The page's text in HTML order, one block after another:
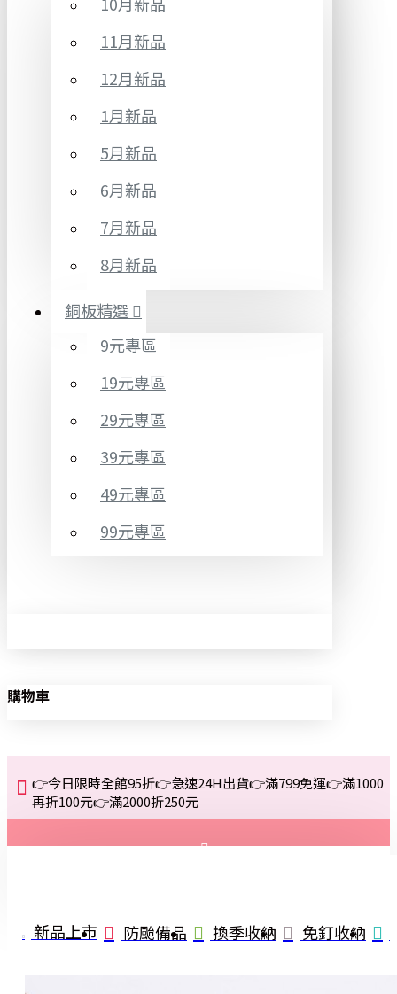
11月新品
12月新品
1月新品
5月新品
6月新品
7月新品
8月新品
銅板精選
9元專區
19元專區
29元專區
39元專區
49元專區
99元專區
購物車
👉今日限時全館95折👉急速24H出貨👉滿799免運👉滿1000
再折100元👉滿2000折250元
註冊
新品上市 防颱備品 換季收納 免釘收納